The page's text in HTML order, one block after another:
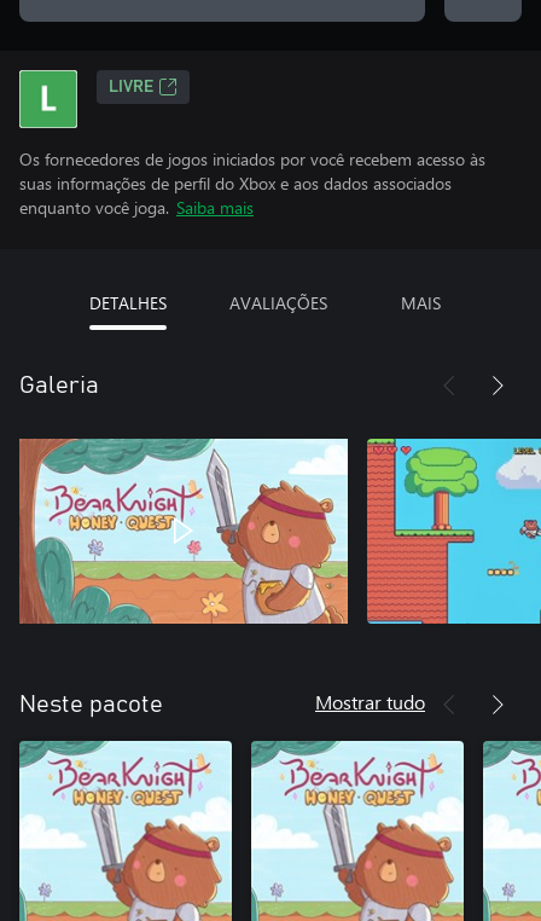
LIVRE
Os fornecedores de jogos iniciados por você recebem acesso às
suas informações de perfil do Xbox e aos dados associados
enquanto você joga. Saiba mais
DETALHES AVALIAÇÕES MAIS
Galeria
Neste pacote Mostrar tudo